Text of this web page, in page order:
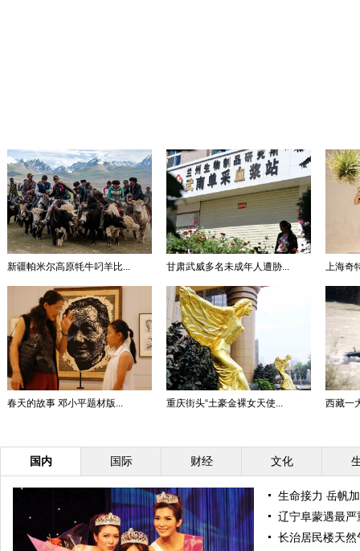
新疆帕米尔高原牦牛叼羊比... 甘肃武威多名未成年人遭胁... 上海奇
春天的故事 邓小平题材版... 重庆街头“土豪金裸女天使... 西藏一
国内 国际 财经 文化
生命接力 岳帆
辽宁阜蒙遇最
长治居民楼天